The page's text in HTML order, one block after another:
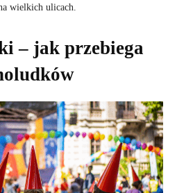
wielkich ulicach.
– jak przebiega